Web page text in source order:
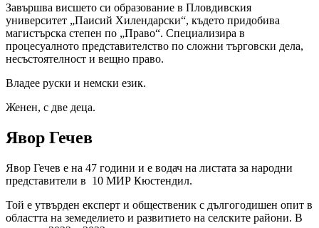
Завършва висшето си образование в Пловдивския
университет „Паисий Хилендарски“, където придобива
магистърска степен по „Право“. Специализира в
процесуалното представителство по сложни търговски дела,
несъстоятелност и вещно право.
Владее руски и немски език.
Женен, с две деца.
Явор Гечев
Явор Гечев е на 47 години и е водач на листата за народни
представители в 10 МИР Кюстендил.
Той е утвърден експерт и общественик с дългогодишен опит в
областта на земеделието и развитието на селските райони. В